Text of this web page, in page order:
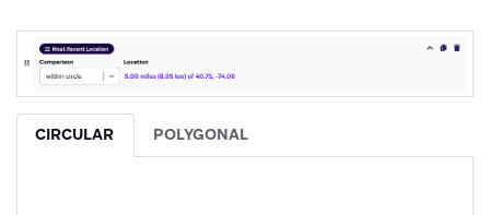
CIRCULAR POLYGONAL